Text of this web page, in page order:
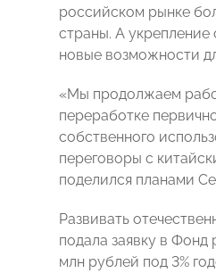
российском рынке
страны. А
новые возможности
«Мы продолжаем
переработке
собственного
переговоры с
поделился планами
Развивать
подала заявку в
млн рублей под 3%